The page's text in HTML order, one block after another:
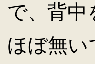
で、背中
ほぼ無い